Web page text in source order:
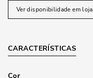
Ver disponibilidade em loja
CARACTERÍSTICAS
Cor